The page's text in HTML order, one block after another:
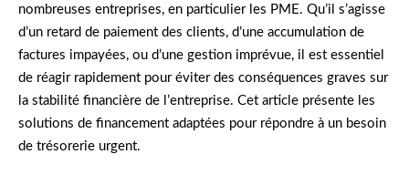
nombreuses entreprises, en particulier les PME. Qu’il s’agisse
d’un retard de paiement des clients, d’une accumulation de
factures impayées, ou d’une gestion imprévue, il est essentiel
de réagir rapidement pour éviter des conséquences graves sur
la stabilité financière de l’entreprise. Cet article présente les
solutions de financement adaptées pour répondre à un besoin
de trésorerie urgent.